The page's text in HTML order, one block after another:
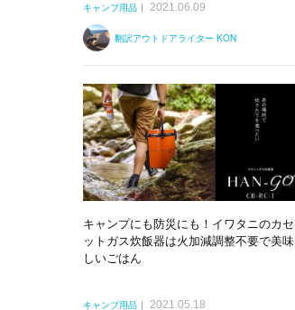
キャンプ用品 2021.06.09
翻訳アウトドアライター KON
キャンプにも防災にも！イワタニのカセ
ットガス炊飯器は火加減調整不要で美味
しいごはん
キャンプ用品 2021.05.18